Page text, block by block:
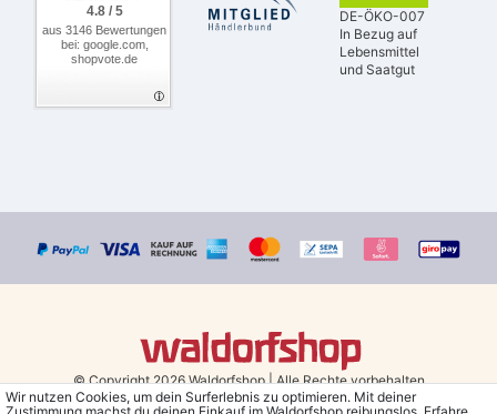
4.8 / 5
aus 3146 Bewertungen
bei: google.com,
shopvote.de
DE-ÖKO-007
In Bezug auf
Lebensmittel
und Saatgut
© Copyright 2026 Waldorfshop|Alle Rechte vorbehalten.
Wir nutzen Cookies, um dein Surferlebnis zu optimieren. Mit deiner